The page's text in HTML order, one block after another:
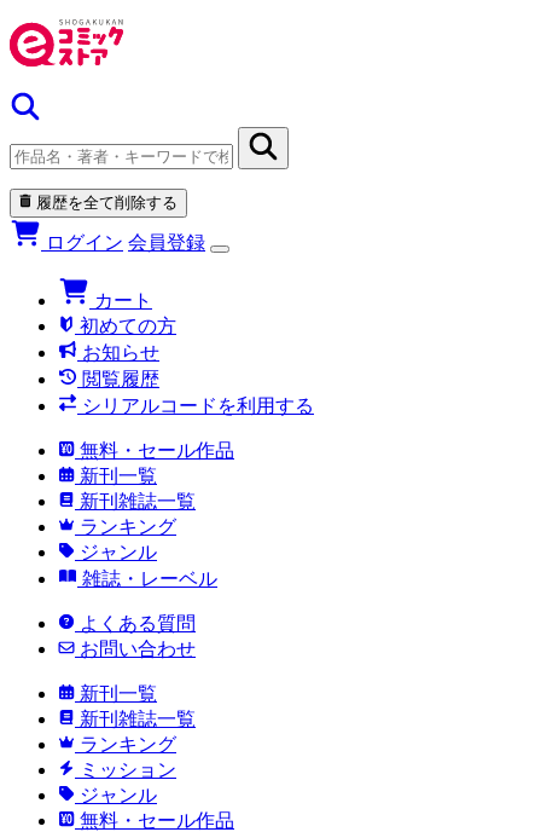
履歴を全て削除する
ログイン 会員登録
カート
初めての方
お知らせ
閲覧履歴
シリアルコードを利用する
無料・セール作品
新刊一覧
新刊雑誌一覧
ランキング
ジャンル
雑誌・レーベル
よくある質問
お問い合わせ
新刊一覧
新刊雑誌一覧
ランキング
ミッション
ジャンル
無料・セール作品